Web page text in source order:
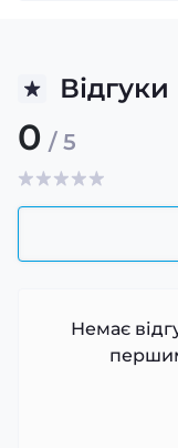
Відгуки
0 / 5
Немає